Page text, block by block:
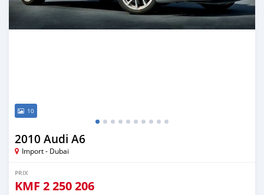
10
2010 Audi A6
Import - Dubai
PRIX
KMF 2 250 206